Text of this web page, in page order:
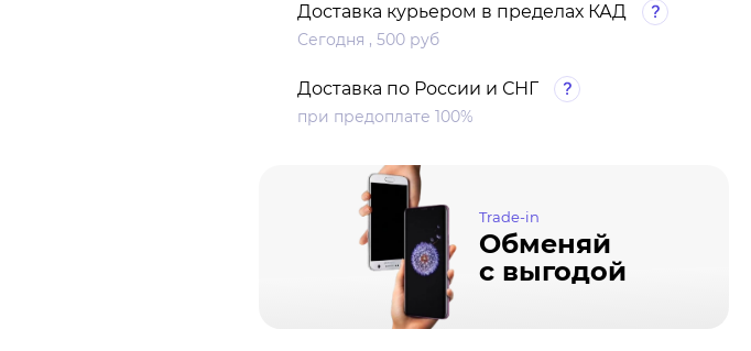
Доставка курьером в пределах КАД
Сегодня , 500 руб
Доставка по России и СНГ
при предоплате 100%
Trade-in
Обменяй
с выгодой